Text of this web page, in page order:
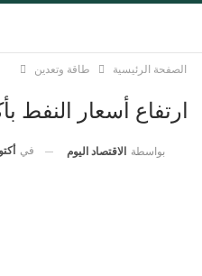
الصفحة الرئيسية طاقة وتعدين
ارتفاع أسعار النفط
بواسطة الاقتصاد اليوم في أكتوبر